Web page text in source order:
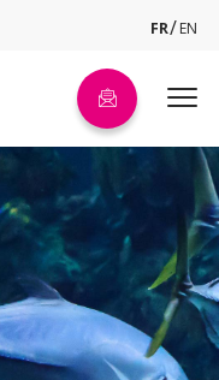
FR EN